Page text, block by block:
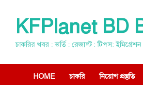
contentKFPlanet BD
চাকরির খবর : ভর্তি : রেজাল্ট : টিপস: ইমিগ্রেশন
HOME চাকরি নিয়োগ প্রস্তুতি